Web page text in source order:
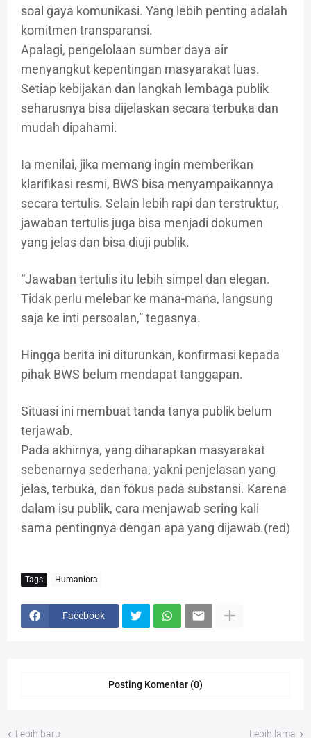
soal gaya komunikasi. Yang lebih penting adalah
komitmen transparansi.
Apalagi, pengelolaan sumber daya air
menyangkut kepentingan masyarakat luas.
Setiap kebijakan dan langkah lembaga publik
seharusnya bisa dijelaskan secara terbuka dan
mudah dipahami.
Ia menilai, jika memang ingin memberikan
klarifikasi resmi, BWS bisa menyampaikannya
secara tertulis. Selain lebih rapi dan terstruktur,
jawaban tertulis juga bisa menjadi dokumen
yang jelas dan bisa diuji publik.
“Jawaban tertulis itu lebih simpel dan elegan.
Tidak perlu melebar ke mana-mana, langsung
saja ke inti persoalan,” tegasnya.
Hingga berita ini diturunkan, konfirmasi kepada
pihak BWS belum mendapat tanggapan.
Situasi ini membuat tanda tanya publik belum
terjawab.
Pada akhirnya, yang diharapkan masyarakat
sebenarnya sederhana, yakni penjelasan yang
jelas, terbuka, dan fokus pada substansi. Karena
dalam isu publik, cara menjawab sering kali
sama pentingnya dengan apa yang dijawab.(red)
Tags Humaniora
Facebook
Posting Komentar (0)
Lebih baru Lebih lama